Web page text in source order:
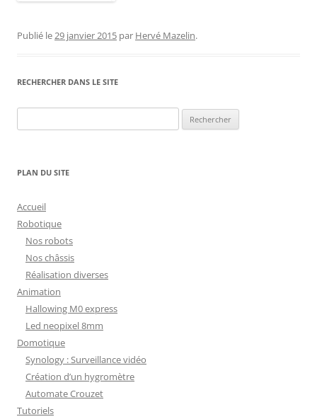
Publié le 29 janvier 2015 par Hervé Mazelin.
RECHERCHER DANS LE SITE
PLAN DU SITE
Accueil
Robotique
Nos robots
Nos châssis
Réalisation diverses
Animation
Hallowing M0 express
Led neopixel 8mm
Domotique
Synology : Surveillance vidéo
Création d’un hygromètre
Automate Crouzet
Tutoriels